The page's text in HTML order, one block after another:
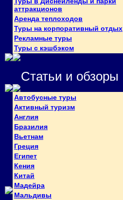
аттракционов
Аренда теплоходов
Туры на корпоративный отдых
Рекламные туры
Туры с кэшбэком
Статьи и обзоры
Автобусные туры
Активный туризм
Англия
Бразилия
Вьетнам
Греция
Египет
Кения
Китай
Мадейра
Мальдивы